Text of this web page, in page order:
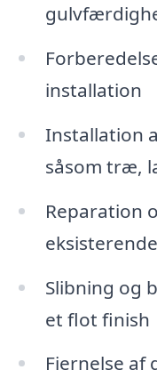
installation
Installation
såsom træ,
Reparation
Slibning og
et flot finish
Fjernelse